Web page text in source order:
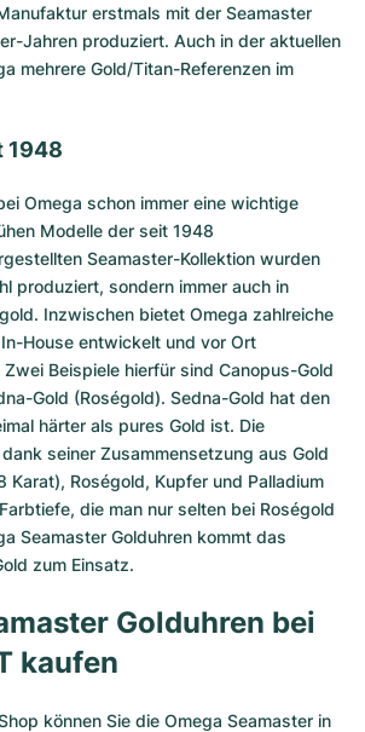
erstmals mit der Seamaster
Jahren produziert. Auch in der aktuellen
mehrere Gold/Titan-Referenzen im
1948
Omega schon immer eine wichtige
Modelle der seit 1948
Seamaster-Kollektion wurden
produziert, sondern immer auch in
Inzwischen bietet Omega zahlreiche
House entwickelt und vor Ort
Beispiele hierfür sind Canopus-Gold
Gold (Roségold). Sedna-Gold hat den
härter als pures Gold ist. Die
seiner Zusammensetzung aus Gold
Karat), Roségold, Kupfer und Palladium
die man nur selten bei Roségold
Seamaster Golduhren kommt das
zum Einsatz.
Golduhren bei
kaufen
können Sie die Omega Seamaster in